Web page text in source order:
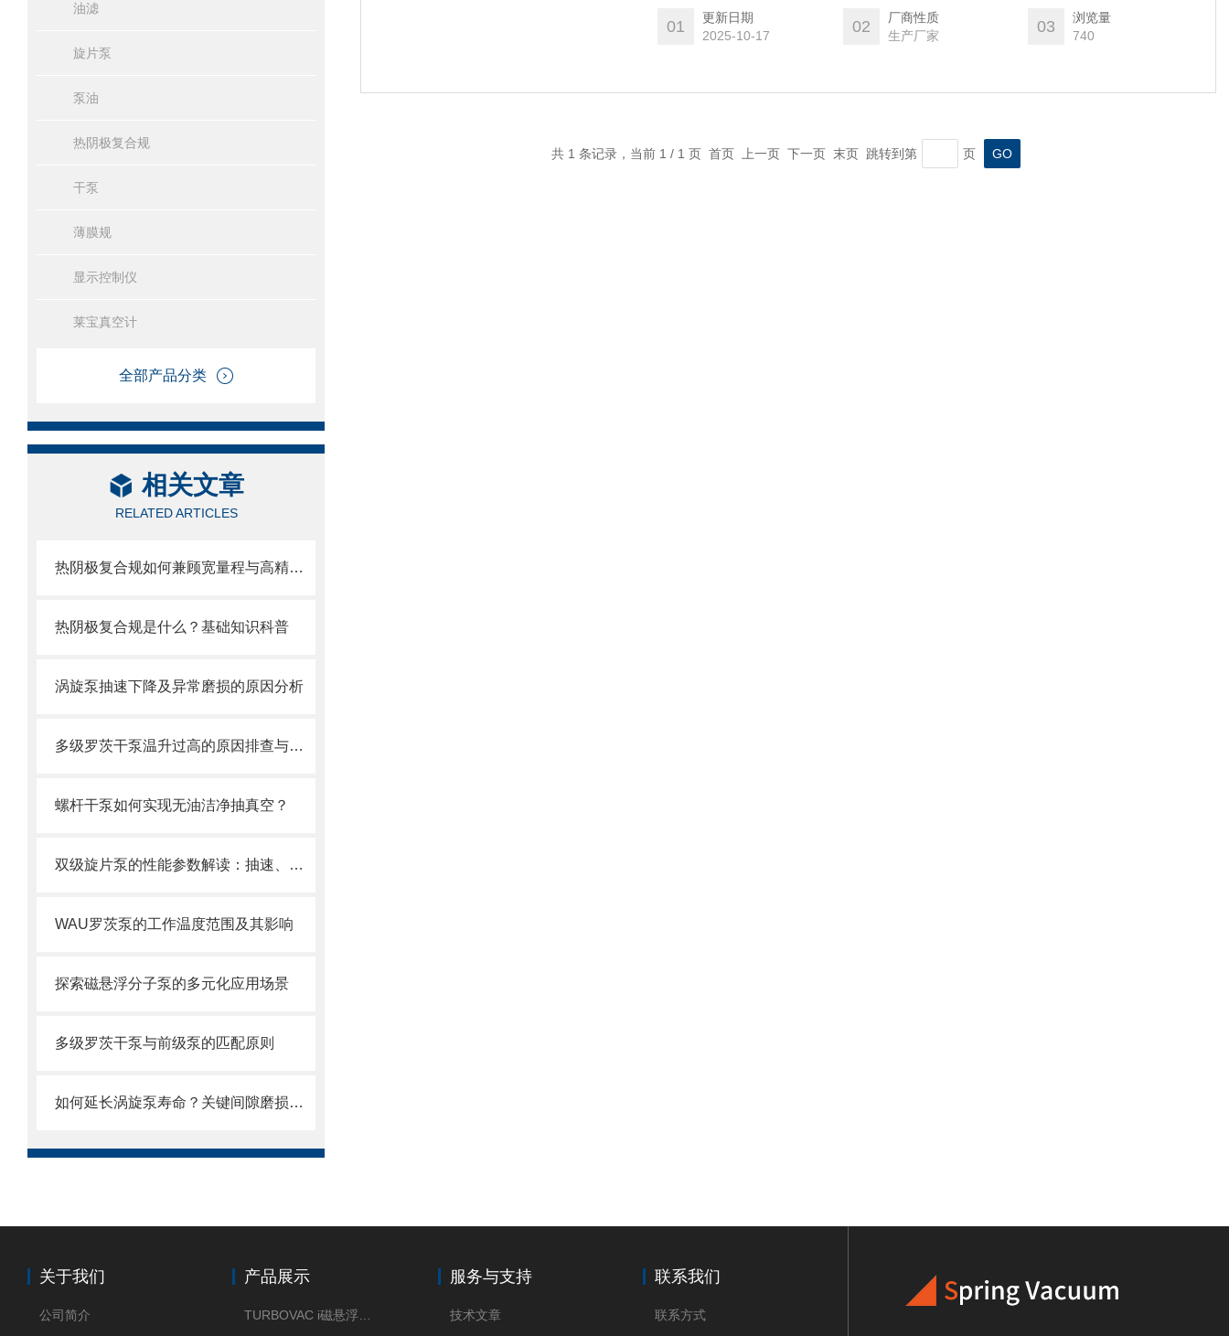
油滤
旋片泵
泵油
热阴极复合规
干泵
薄膜规
显示控制仪
莱宝真空计
全部产品分类
相关文章
RELATED ARTICLES
热阴极复合规如何兼顾宽量程与高精度？
热阴极复合规是什么？基础知识科普
涡旋泵抽速下降及异常磨损的原因分析
多级罗茨干泵温升过高的原因排查与散热优化
螺杆干泵如何实现无油洁净抽真空？
双级旋片泵的性能参数解读：抽速、极限真空、功率如何看？
WAU罗茨泵的工作温度范围及其影响
探索磁悬浮分子泵的多元化应用场景
多级罗茨干泵与前级泵的匹配原则
如何延长涡旋泵寿命？关键间隙磨损与补偿设计
01
更新日期
2025-10-17
02
厂商性质
生产厂家
03
浏览量
740
共 1 条记录，当前 1 / 1 页 首页 上一页 下一页 末页 跳转到第 页
关于我们
公司简介
产品展示 服务与支持
技术文章
联系我们
联系方式